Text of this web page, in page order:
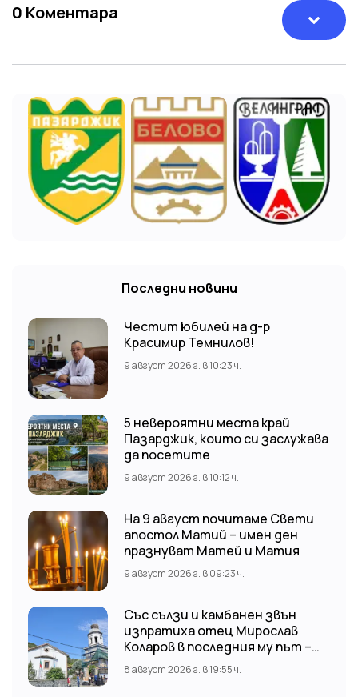
0 Коментара
Последни новини
Честит юбилей на д-р
Красимир Темнилов!
9 август 2026 г. в 10:23 ч.
5 невероятни места край
Пазарджик, които си заслужава
да посетите
9 август 2026 г. в 10:12 ч.
На 9 август почитаме Свети
апостол Матий – имен ден
празнуват Матей и Матия
9 август 2026 г. в 09:23 ч.
Със сълзи и камбанен звън
изпратиха отец Мирослав
Коларов в последния му път –
Пловдивският митрополит
Николай отслужи опелото
8 август 2026 г. в 19:55 ч.